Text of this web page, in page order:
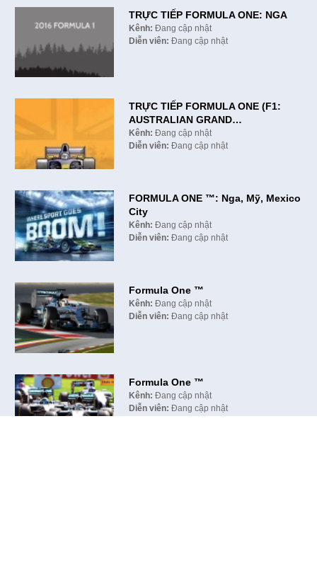
TRỰC TIẾP FORMULA ONE: NGA
Kênh: Đang cập nhật
Diễn viên: Đang cập nhật
TRỰC TIẾP FORMULA ONE (F1:
AUSTRALIAN GRAND…
Kênh: Đang cập nhật
Diễn viên: Đang cập nhật
FORMULA ONE ™: Nga, Mỹ, Mexico
City
Kênh: Đang cập nhật
Diễn viên: Đang cập nhật
Formula One ™
Kênh: Đang cập nhật
Diễn viên: Đang cập nhật
Formula One ™
Kênh: Đang cập nhật
Diễn viên: Đang cập nhật